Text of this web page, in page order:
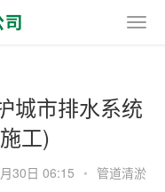
城市排水系统
工)
30日 06:15 • 管道清淤